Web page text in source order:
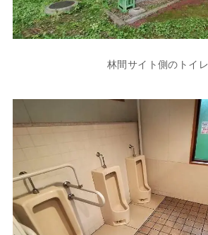
林間サイト側のトイレ